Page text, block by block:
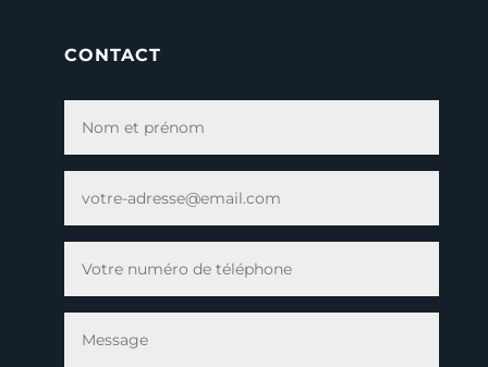
CONTACT